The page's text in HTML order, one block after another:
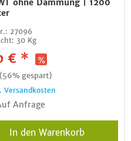
ohne Dämmung | 1200
27096
30 Kg
€ *
(56% gespart)
Versandkosten
Anfrage
In den Warenkorb